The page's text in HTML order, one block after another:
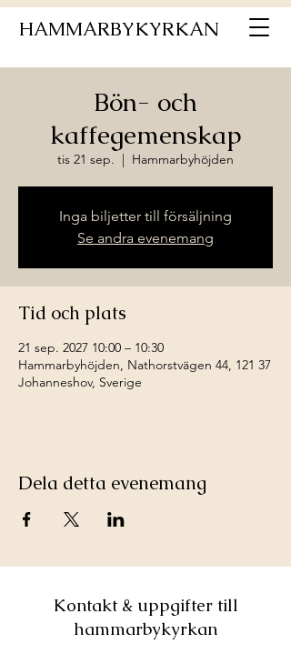
HAMMARBYKYRKAN
Bön- och
kaffegemenskap
tis 21 sep.
  |
Hammarbyhöjden
Inga biljetter till försäljning
Se andra evenemang
Tid och plats
21 sep. 2027 10:00 – 10:30
Hammarbyhöjden, Nathorstvägen 44, 121 37
Johanneshov, Sverige
Dela detta evenemang
Kontakt & uppgifter till
hammarbykyrkan